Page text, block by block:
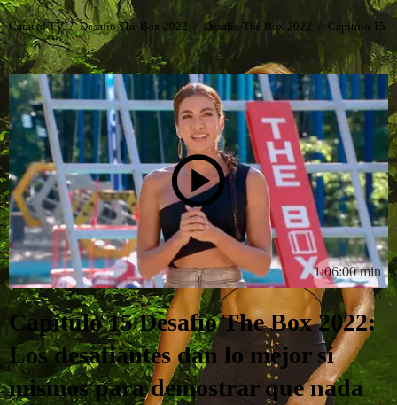
Caracol TV / Desafío The Box 2022 / Desafío The Box 2022 / Capítulo 15
1:06:00 min
Capítulo 15 Desafío The Box 2022:
Los desafiantes dan lo mejor sí
mismos para demostrar que nada